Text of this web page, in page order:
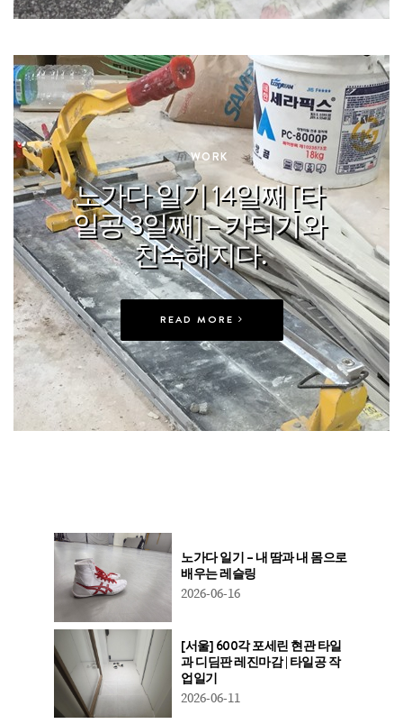
In WORK
노가다 일기 14일째 [타
일공 3일째] – 카터기와
친숙해지다.
READ MORE
노가다 일기 – 내 땀과 내 몸으로
배우는 레슬링
2026-06-16
[서울] 600각 포세린 현관 타일
과 디딤판 레진마감 | 타일공 작
업일기
2026-06-11